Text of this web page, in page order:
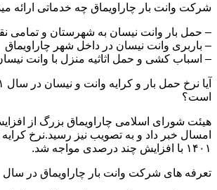
شرکت وانت بار چاراویماق چه خدماتی ارائه
– حمل بار وانت نیسان به شهرستان و تمامی
– باربری وانت نیسان در داخل شهر چاراویماق
– اسباب کشی و حمل اثاثیه منزل با وانت
است؟
هیئت شورای اسلامی چاراویماق بزرگ از
امسال خبر داد و به تصویب نیز رسید.نرخ
۱۴۰۱ با افزایش چند درصدی مواجه شد.
تعرفه های شرکت وانت بار چاراویماق در سال ۱۴۰۱ چقدر است؟